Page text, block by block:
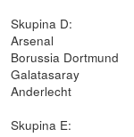
Skupina D:
Arsenal
Borussia Dortmund
Galatasaray
Anderlecht
Skupina E: